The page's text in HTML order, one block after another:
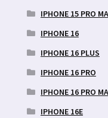
IPHONE 15 PRO
IPHONE 16
IPHONE 16 PLUS
IPHONE 16 PRO
IPHONE 16 PRO
IPHONE 16E